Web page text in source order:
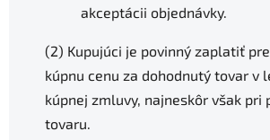
akceptácii objednávky.
(2) Kupujúci je povinný zaplatiť
kúpnu cenu za dohodnutý tovar v
kúpnej zmluvy, najneskôr však pri
tovaru.